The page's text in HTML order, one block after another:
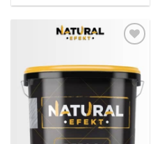
Listeme
Ekle